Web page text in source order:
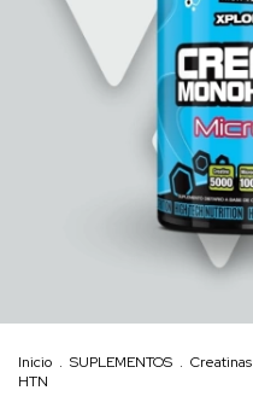
Inicio . SUPLEMENTOS . Creatinas
HTN